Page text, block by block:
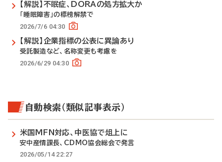
【解説】不眠症、DORAの処方拡大か
「睡眠障害」の標榜解禁で
2026/7/6 04:30
【解説】企業指標の公表に異論あり
受託製造など、名称変更も考慮を
2026/6/29 04:30
自動検索（類似記事表示）
米国MFN対応、中医協で俎上に
安中産情課長、CDMO協会総会で発言
2026/05/14 22:27